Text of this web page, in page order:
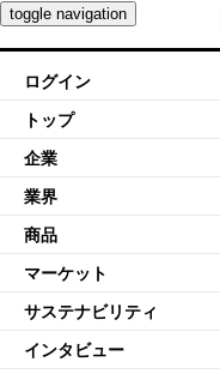
toggle navigation
ログイン
トップ
企業
業界
商品
マーケット
サステナビリティ
インタビュー